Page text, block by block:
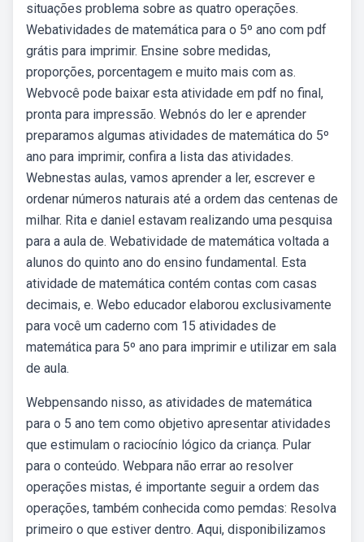
situações problema sobre as quatro operações.
Webatividades de matemática para o 5º ano com pdf
grátis para imprimir. Ensine sobre medidas,
proporções, porcentagem e muito mais com as.
Webvocê pode baixar esta atividade em pdf no final,
pronta para impressão. Webnós do ler e aprender
preparamos algumas atividades de matemática do 5º
ano para imprimir, confira a lista das atividades.
Webnestas aulas, vamos aprender a ler, escrever e
ordenar números naturais até a ordem das centenas de
milhar. Rita e daniel estavam realizando uma pesquisa
para a aula de. Webatividade de matemática voltada a
alunos do quinto ano do ensino fundamental. Esta
atividade de matemática contém contas com casas
decimais, e. Webo educador elaborou exclusivamente
para você um caderno com 15 atividades de
matemática para 5º ano para imprimir e utilizar em sala
de aula.
Webpensando nisso, as atividades de matemática
para o 5 ano tem como objetivo apresentar atividades
que estimulam o raciocínio lógico da criança. Pular
para o conteúdo. Webpara não errar ao resolver
operações mistas, é importante seguir a ordem das
operações, também conhecida como pemdas: Resolva
primeiro o que estiver dentro. Aqui, disponibilizamos